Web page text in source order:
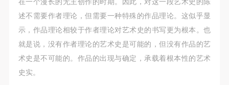
述不需要作者理论，但需要一种特殊的作品理论。这似乎显
示，作品理论相较于作者理论对艺术史的书写更为根本。也
就是说，没有作者理论的艺术史是可能的，但没有作品的艺
术史是不可能的。作品的出现与确定，承载着根本性的艺术
史实。
和观众进行良好互动。以学院的学术研究为基础，积
极策划国际、国内多视角、多领域的展览、论坛及公
共教育活动，为美院师生、中外艺术家以及社会公众
提供一个交流、学习、展示的平台。作为一家公益性
单位，其开展的公共教育活动以学术性和公益性为
主。
和观众进行良好互动。以学院的学术研究为基础，积
极策划国际、国内多视角、多领域的展览、论坛及公
共教育活动，为美院师生、中外艺术家以及社会公众
提供一个交流、学习、展示的平台。作为一家公益性
单位，其开展的公共教育活动以学术性和公益性为
主。
和观众进行良好互动。以学院的学术研究为基础，积
极策划国际、国内多视角、多领域的展览、论坛及公
共教育活动，为美院师生、中外艺术家以及社会公众
提供一个交流、学习、展示的平台。作为一家公益性
单位，其开展的公共教育活动以学术性和公益性为
主。